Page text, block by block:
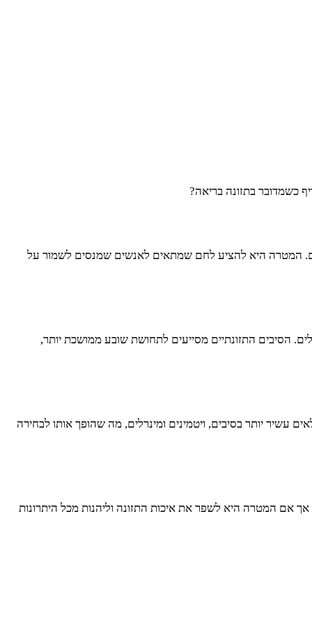
כשמדובר בתזונה בריאה?
המטרה היא להציע לחם שמתאים לאנשים שמנסים לשמור על
הסיבים התזונתיים מסייעים לתחושת שובע ממושכת יותר,
יותר בסיבים, ויטמינים ומינרלים, מה שהופך אותו לבחירה
אם המטרה היא לשפר את איכות התזונה וליהנות מכל היתרונות